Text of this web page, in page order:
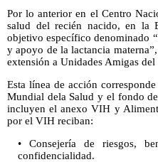
Por lo anterior en el Centro
salud del recién nacido, en la
objetivo específico denominado
y apoyo de la lactancia
extensión a Unidades Amigas
Esta línea de acción
Mundial dela Salud y el fondo
incluyen el anexo VIH y
por el VIH reciban:
• Consejería de riesgos,
confidencialidad.